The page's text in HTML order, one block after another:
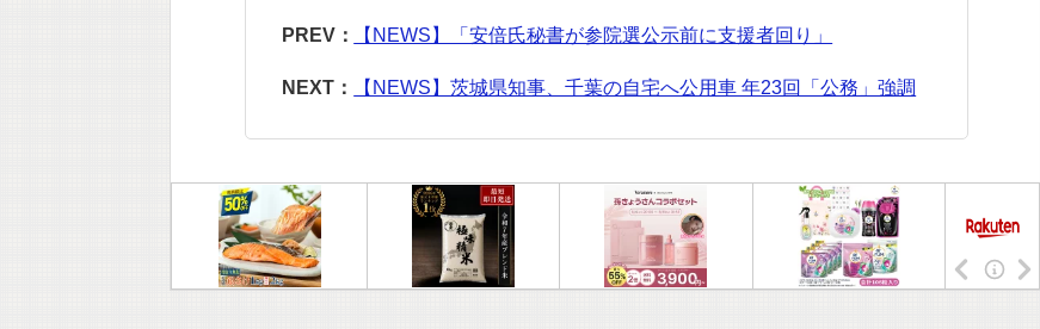
PREV： 【NEWS】「安倍氏秘書が参院選公示前に支援者回り」
NEXT： 【NEWS】茨城県知事、千葉の自宅へ公用車 年23回「公務」強調